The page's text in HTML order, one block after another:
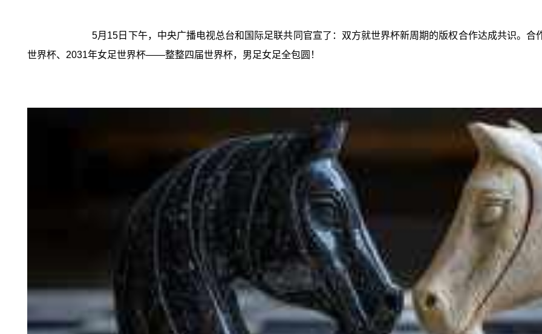
5月15日下午，中央广播电视总台和国际足联共同官宣了：双方就世界杯新周期的版权合作达成共识。
世界杯、2031年女足世界杯——整整四届世界杯，男足女足全包圆！